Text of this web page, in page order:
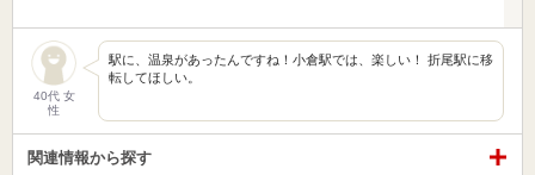
40代 女
性
駅に、温泉があったんですね！小倉駅では、楽しい！ 折尾駅に移
転してほしい。
関連情報から探す